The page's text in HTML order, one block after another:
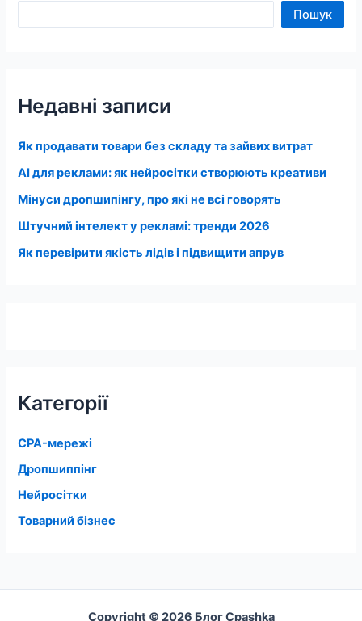
Пошук
Недавні записи
Як продавати товари без складу та зайвих витрат
AI для реклами: як нейросітки створюють креативи
Мінуси дропшипінгу, про які не всі говорять
Штучний інтелект у рекламі: тренди 2026
Як перевірити якість лідів і підвищити апрув
Категорії
CPA-мережі
Дропшиппінг
Нейросітки
Товарний бізнес
Copyright © 2026 Блог Cpashka